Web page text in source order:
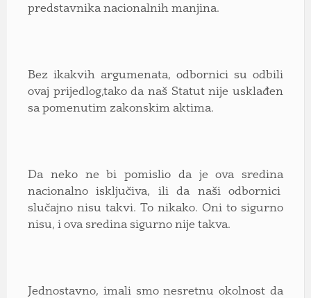
predstavnika nacionalnih manjina.
Bez ikakvih argumenata, odbornici su odbili
ovaj prijedlog,tako da naš Statut nije usklađen
sa pomenutim zakonskim aktima.
Da neko ne bi pomislio da je ova sredina
nacionalno isključiva, ili da naši odbornici
slučajno nisu takvi. To nikako. Oni to sigurno
nisu, i ova sredina sigurno nije takva.
Jednostavno, imali smo nesretnu okolnost da